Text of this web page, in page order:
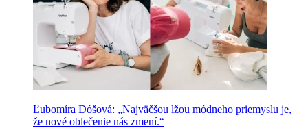
Ľubomíra Dóšová: „Najväčšou lžou módneho priemyslu je,
že nové oblečenie nás zmení.“